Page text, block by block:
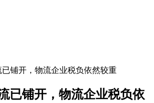
已铺开，物流企业税负依然较重
已铺开，物流企业税负依